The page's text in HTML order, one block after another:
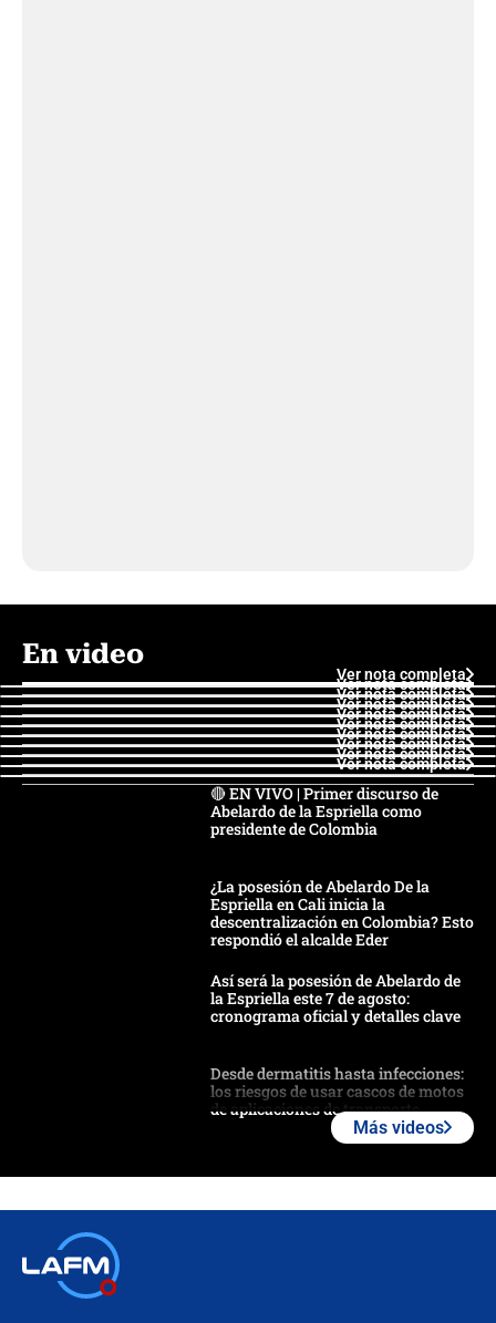
En video
Ver nota completa
Ver nota completa
Ver nota completa
Ver nota completa
Ver nota completa
Ver nota completa
Ver nota completa
Ver nota completa
Ver nota completa
Ver nota completa
🔴 EN VIVO | Primer discurso de
Abelardo de la Espriella como
presidente de Colombia
¿La posesión de Abelardo De la
Espriella en Cali inicia la
descentralización en Colombia? Esto
respondió el alcalde Eder
Así será la posesión de Abelardo de
la Espriella este 7 de agosto:
cronograma oficial y detalles clave
Desde dermatitis hasta infecciones:
los riesgos de usar cascos de motos
de aplicaciones de transporte
Más videos